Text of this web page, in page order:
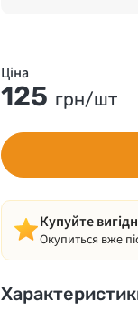
Ціна
125 грн/шт
Купуйте
Окупиться вже